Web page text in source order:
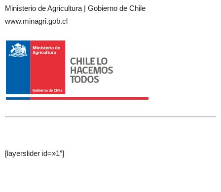
Ministerio de Agricultura | Gobierno de Chile
www.minagri.gob.cl
[layerslider id=»1″]